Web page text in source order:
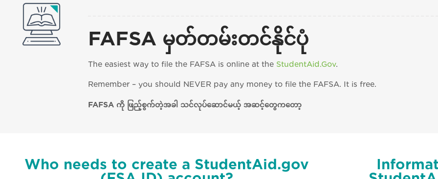
FAFSA မှတ်တမ်းတင်နိုင်ပုံ
The easiest way to file the FAFSA is online at the StudentAid.Gov.
Remember – you should NEVER pay any money to file the FAFSA. It is free.
FAFSA ကို ဖြည့်စွက်တဲ့အခါ သင်လုပ်ဆောင်မယ့် အဆင့်တွေကတော့
Who needs to create a StudentAid.gov